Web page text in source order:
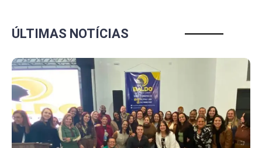
ÚLTIMAS NOTÍCIAS